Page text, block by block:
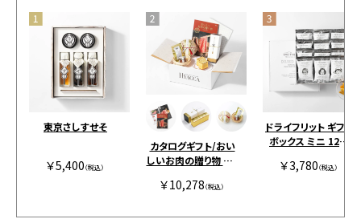
東京さしすせそ
￥5,400（税込）
カタログギフト/おい
しいお肉の贈り物 全2
HMC
￥10,278（税込）
ドライフリット ギフト
ボックス ミニ 12個
￥3,780（税込）